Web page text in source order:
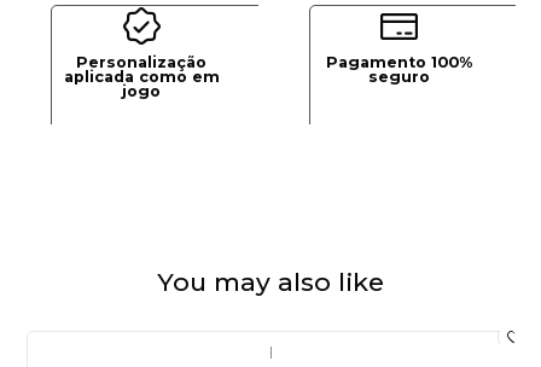
Personalização
aplicada como em
jogo
Pagamento 100%
seguro
You may also like